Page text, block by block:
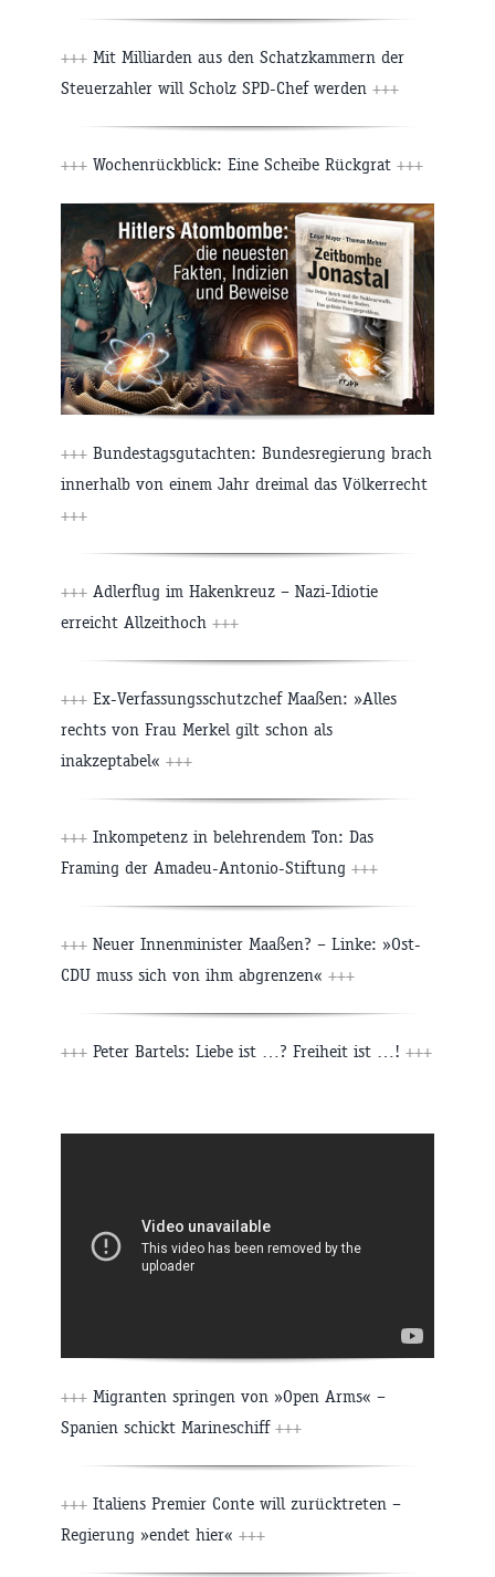
+++ Mit Milliarden aus den Schatzkammern der
Steuerzahler will Scholz SPD-Chef werden +++
+++ Wochenrückblick: Eine Scheibe Rückgrat +++
+++ Bundestagsgutachten: Bundesregierung brach
innerhalb von einem Jahr dreimal das Völkerrecht
+++
+++ Adlerflug im Hakenkreuz – Nazi-Idiotie
erreicht Allzeithoch +++
+++ Ex-Verfassungsschutzchef Maaßen: »Alles
rechts von Frau Merkel gilt schon als
inakzeptabel« +++
+++ Inkompetenz in belehrendem Ton: Das
Framing der Amadeu-Antonio-Stiftung +++
+++ Neuer Innenminister Maaßen? – Linke: »Ost-
CDU muss sich von ihm abgrenzen« +++
+++ Peter Bartels: Liebe ist …? Freiheit ist …! +++
+++ Migranten springen von »Open Arms« –
Spanien schickt Marineschiff +++
+++ Italiens Premier Conte will zurücktreten –
Regierung »endet hier« +++